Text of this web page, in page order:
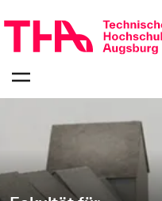
überspringen
zur
Navigation
"Architektur
und
Bauwesen"
bestätigen
Öffnen
Menüs